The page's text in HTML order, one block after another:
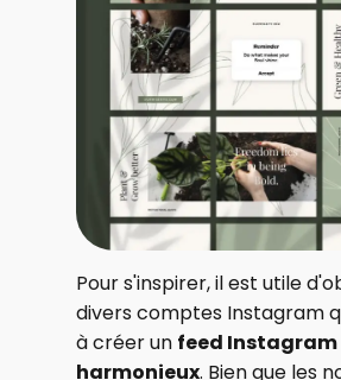
Pour s'inspirer, il est utile
divers comptes Instagram
à créer un feed Instagram
harmonieux. Bien que les